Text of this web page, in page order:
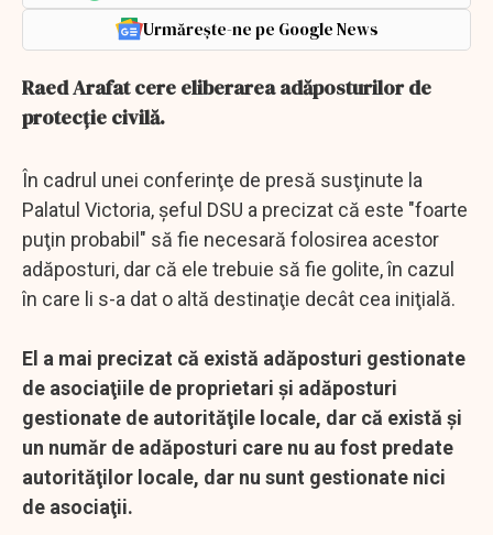
Urmărește-ne pe Google News
Raed Arafat cere eliberarea adăposturilor de
protecție civilă.
În cadrul unei conferinţe de presă susţinute la
Palatul Victoria, şeful DSU a precizat că este "foarte
puţin probabil" să fie necesară folosirea acestor
adăposturi, dar că ele trebuie să fie golite, în cazul
în care li s-a dat o altă destinaţie decât cea iniţială.
El a mai precizat că există adăposturi gestionate
de asociaţiile de proprietari şi adăposturi
gestionate de autorităţile locale, dar că există şi
un număr de adăposturi care nu au fost predate
autorităţilor locale, dar nu sunt gestionate nici
de asociaţii.